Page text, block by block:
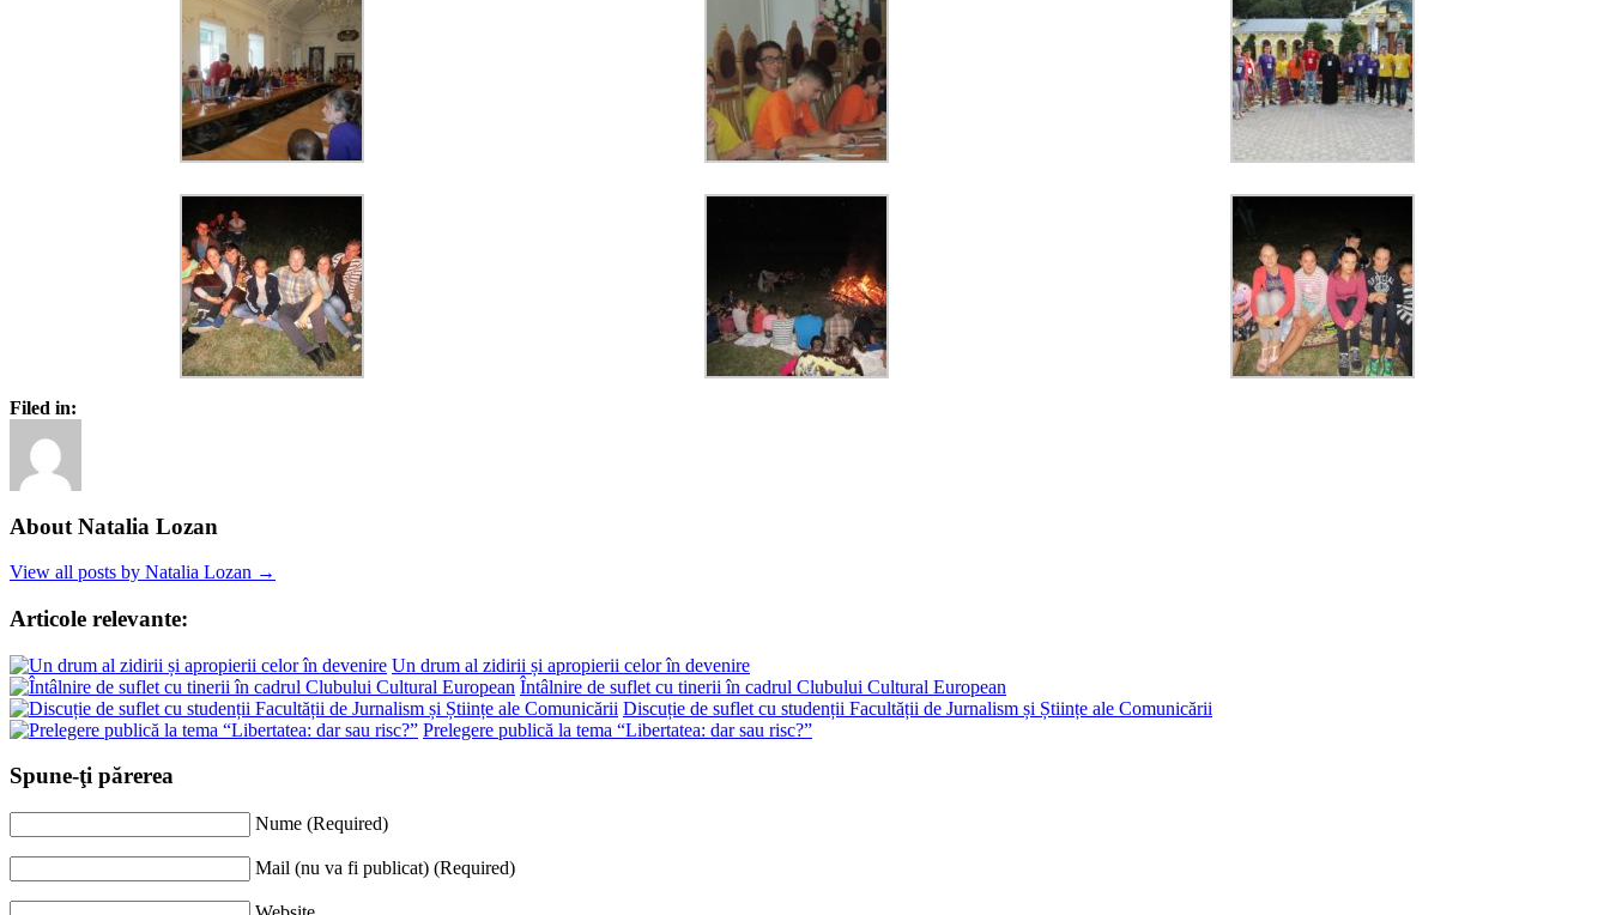
Filed in:
About Natalia Lozan
View all posts by Natalia Lozan →
Articole relevante:
Un drum al zidirii și apropierii celor în devenire
Întâlnire de suflet cu tinerii în cadrul Clubului Cultural European
Discuție de suflet cu studenții Facultății de Jurnalism și Științe ale Comunicării
Prelegere publică la tema “Libertatea: dar sau risc?”
Spune-ţi părerea
Nume (Required)
Mail (nu va fi publicat) (Required)